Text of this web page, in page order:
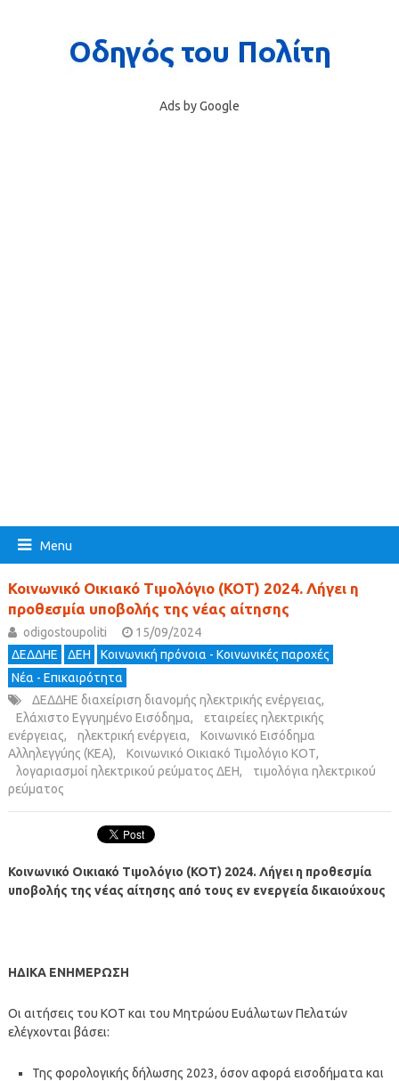
Ads by Google
Menu
Κοινωνικό Οικιακό Τιμολόγιο (ΚΟΤ) 2024. Λήγει η
προθεσμία υποβολής της νέας αίτησης
odigostoupoliti
15/09/2024
ΔΕΔΔΗΕ
ΔΕΗ
Κοινωνική πρόνοια - Κοινωνικές παροχές
Νέα - Επικαιρότητα
ΔΕΔΔΗΕ διαχείριση διανομής ηλεκτρικής ενέργειας,
Ελάχιστο Εγγυημένο Εισόδημα,
εταιρείες ηλεκτρικής
ενέργειας, ηλεκτρική ενέργεια,
Κοινωνικό Εισόδημα
Αλληλεγγύης (ΚΕΑ), Κοινωνικό Οικιακό Τιμολόγιο ΚΟΤ,
λογαριασμοί ηλεκτρικού ρεύματος ΔΕΗ,
τιμολόγια ηλεκτρικού
ρεύματος
Κοινωνικό Οικιακό Τιμολόγιο (ΚΟΤ) 2024. Λήγει η προθεσμία
υποβολής της νέας αίτησης από τους εν ενεργεία δικαιούχους
ΗΔΙΚΑ ΕΝΗΜΕΡΩΣΗ
Οι αιτήσεις του ΚΟΤ και του Μητρώου Ευάλωτων Πελατών
ελέγχονται βάσει:
Της φορολογικής δήλωσης 2023, όσον αφορά εισοδήματα και